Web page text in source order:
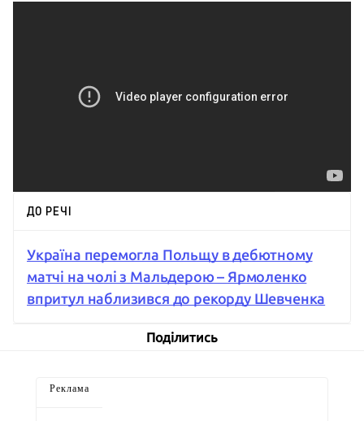
ДО РЕЧІ
Україна перемогла Польщу в дебютному
матчі на чолі з Мальдерою – Ярмоленко
впритул наблизився до рекорду Шевченка
Поділитись
Реклама